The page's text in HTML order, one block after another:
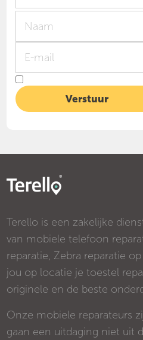
Terello is een zakelijke
van mobiele telefoon
reparatie, Zebra reparatie
jou op locatie je toestel
originele en de beste
Onze mobiele reparateurs
gaan een uitdaging niet uit